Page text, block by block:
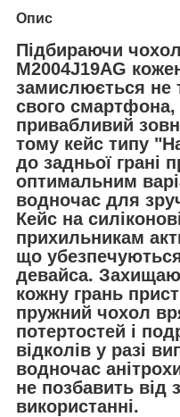
Опис
Підбираючи
M2004J19AG
замислюється не
свого
привабливий
тому кейс типу
до задньої грані
оптимальним
водночас для
Кейс на
прихильникам
що
девайса.
кожну грань
пружний чохол
потертостей і
відколів у разі
водночас
не позбавить від
використанні.